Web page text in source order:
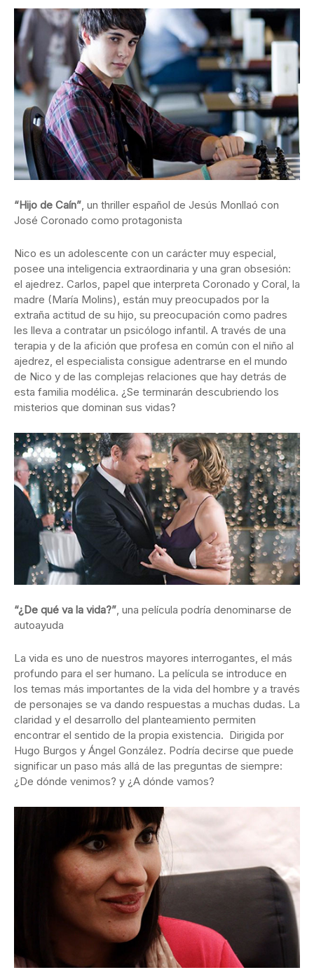
“Hijo de Caín”, un thriller español de Jesús Monllaó con
José Coronado como protagonista
Nico es un adolescente con un carácter muy especial,
posee una inteligencia extraordinaria y una gran obsesión:
el ajedrez. Carlos, papel que interpreta Coronado y Coral, la
madre (María Molins), están muy preocupados por la
extraña actitud de su hijo, su preocupación como padres
les lleva a contratar un psicólogo infantil. A través de una
terapia y de la afición que profesa en común con el niño al
ajedrez, el especialista consigue adentrarse en el mundo
de Nico y de las complejas relaciones que hay detrás de
esta familia modélica. ¿Se terminarán descubriendo los
misterios que dominan sus vidas?
“¿De qué va la vida?”, una película podría denominarse de
autoayuda
La vida es uno de nuestros mayores interrogantes, el más
profundo para el ser humano. La película se introduce en
los temas más importantes de la vida del hombre y a través
de personajes se va dando respuestas a muchas dudas. La
claridad y el desarrollo del planteamiento permiten
encontrar el sentido de la propia existencia. Dirigida por
Hugo Burgos y Ángel González. Podría decirse que puede
significar un paso más allá de las preguntas de siempre:
¿De dónde venimos? y ¿A dónde vamos?